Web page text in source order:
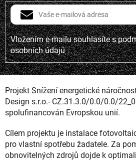
Vložením e-mailu souhlasíte s
osobních údajů
Projekt Snížení energetické
Design s.r.o.- CZ.31.3.0/0.0/0.0/
spolufinancován Evropskou unií.
Cílem projektu je instalace
pro vlastní spotřebu žadatele. Za
obnovitelných zdrojů dojde k